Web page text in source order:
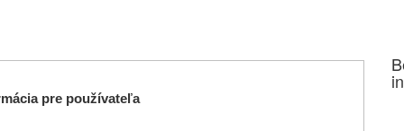
pre používateľa